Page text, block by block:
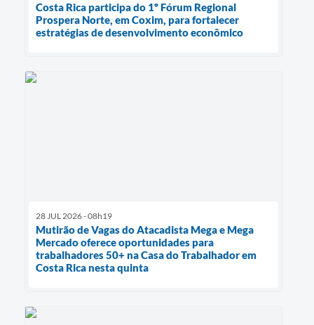
Costa Rica participa do 1º Fórum Regional
Prospera Norte, em Coxim, para fortalecer
estratégias de desenvolvimento econômico
28 JUL 2026 - 08h19
Mutirão de Vagas do Atacadista Mega e Mega
Mercado oferece oportunidades para
trabalhadores 50+ na Casa do Trabalhador em
Costa Rica nesta quinta